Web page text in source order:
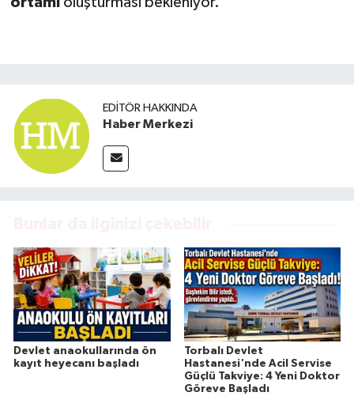
EDITÖR HAKKINDA
Haber Merkezi
Devlet anaokullarında ön
kayıt heyecanı başladı
Torbalı Devlet
Hastanesi'nde Acil Servise
Güçlü Takviye: 4 Yeni Doktor
Göreve Başladı